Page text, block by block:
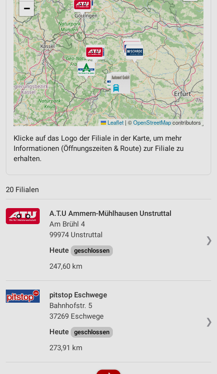
−
Leaflet | ©OpenStreetMapcontributors
Klicke auf das Logo der Filiale in der Karte, um mehr
Informationen (Öffnungszeiten & Route) zur Filiale zu
erhalten.
20 Filialen
❯
A.T.U Ammern-Mühlhausen Unstruttal
Am Brühl 4
99974 Unstruttal
Heute
geschlossen
247,60 km
❯
pitstop Eschwege
Bahnhofstr. 5
37269 Eschwege
Heute
geschlossen
273,91 km